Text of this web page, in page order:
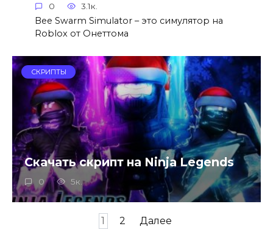
0 3.1к.
Bee Swarm Simulator – это симулятор на
Roblox от Онеттома
СКРИПТЫ
Скачать скрипт на Ninja Legends
0 5к.
1 2 Далее